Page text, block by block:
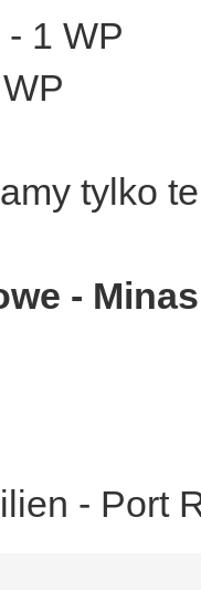
1 WP
tylko
-
- Port